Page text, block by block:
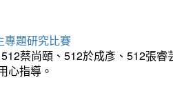
專題研究比賽
蔡尚頤、512於成彥、512張
心指導。